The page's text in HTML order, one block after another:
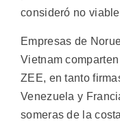
consideró no
Empresas de
Vietnam
ZEE, en tanto
Venezuela y
someras de la